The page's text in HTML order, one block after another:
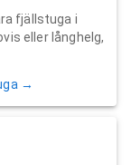
fjällstuga i
eller långhelg,
→